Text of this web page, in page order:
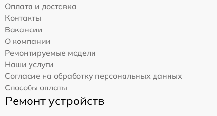
Оплата и доставка
Контакты
Вакансии
О компании
Ремонтируемые модели
Наши услуги
Согласие на обработку персональных данных
Способы оплаты
Ремонт устройств